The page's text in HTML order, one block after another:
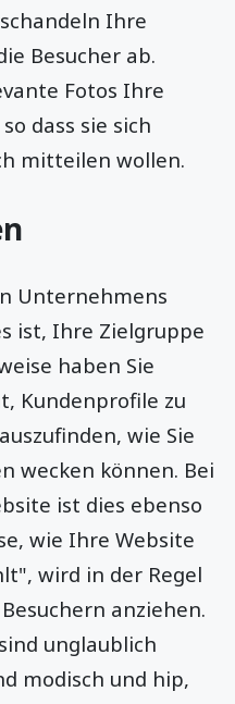
Ihre
Besucher ab.
Fotos Ihre
dass sie sich
mitteilen wollen.
Unternehmens
ist, Ihre Zielgruppe
haben Sie
Kundenprofile zu
wie Sie
wecken können. Bei
ist dies ebenso
wie Ihre Website
wird in der Regel
anziehen.
unglaublich
modisch und hip,